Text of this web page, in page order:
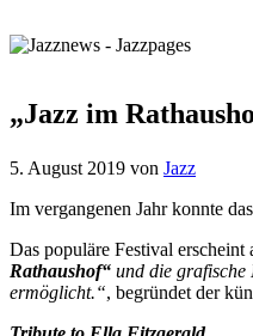
„Jazz im
5. August 2019 von Jazz
Im vergangenen Jahr konnte
Das populäre Festival
Rathaushof“ und die grafische
ermöglicht.“, begründet der